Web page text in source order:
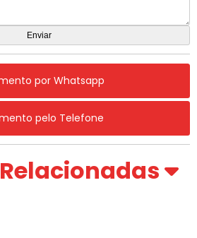
por Whatsapp
pelo Telefone